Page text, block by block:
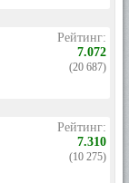
Рейтинг:
7.072
(20 687)
Рейтинг:
7.310
(10 275)